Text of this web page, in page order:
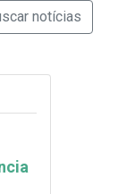
a Busca de